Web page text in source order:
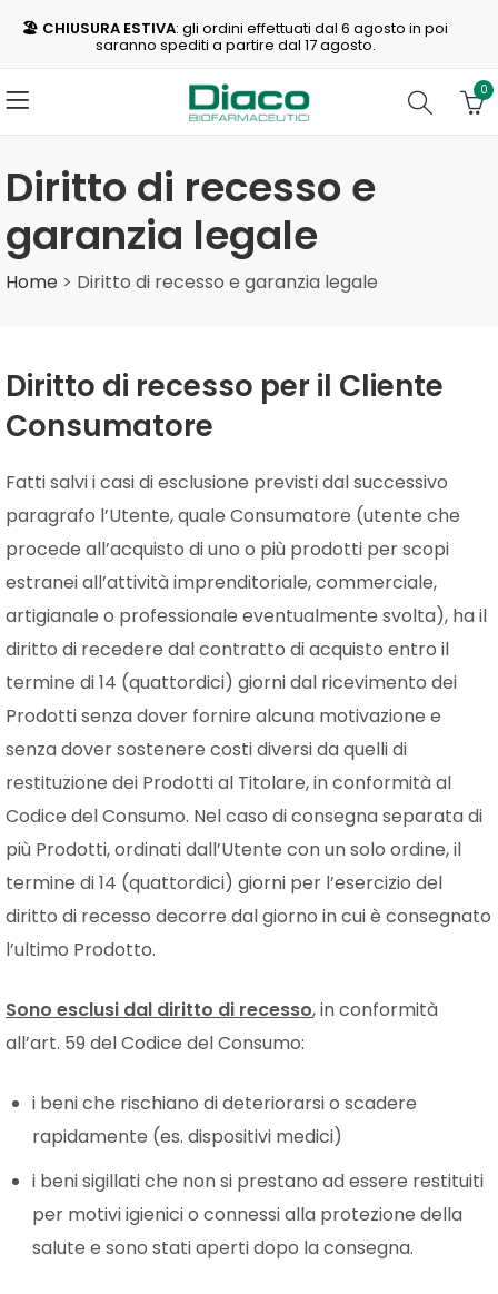
0
Diritto di recesso e
garanzia legale
Home > Diritto di recesso e garanzia legale
Diritto di recesso per il Cliente
Consumatore
Fatti salvi i casi di esclusione previsti dal successivo
paragrafo l’Utente, quale Consumatore (utente che
procede all’acquisto di uno o più prodotti per scopi
estranei all’attività imprenditoriale, commerciale,
artigianale o professionale eventualmente svolta), ha il
diritto di recedere dal contratto di acquisto entro il
termine di 14 (quattordici) giorni dal ricevimento dei
Prodotti senza dover fornire alcuna motivazione e
senza dover sostenere costi diversi da quelli di
restituzione dei Prodotti al Titolare, in conformità al
Codice del Consumo. Nel caso di consegna separata di
più Prodotti, ordinati dall’Utente con un solo ordine, il
termine di 14 (quattordici) giorni per l’esercizio del
diritto di recesso decorre dal giorno in cui è consegnato
l’ultimo Prodotto.
Sono esclusi dal diritto di recesso, in conformità
all’art. 59 del Codice del Consumo:
i beni che rischiano di deteriorarsi o scadere
rapidamente (es. dispositivi medici)
i beni sigillati che non si prestano ad essere restituiti
per motivi igienici o connessi alla protezione della
salute e sono stati aperti dopo la consegna.
🏖️ CHIUSURA ESTIVA: gli ordini effettuati dal 6 agosto in poi
saranno spediti a partire dal 17 agosto.